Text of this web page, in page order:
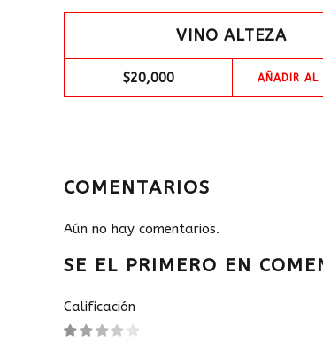
VINO ALTEZA
$20,000 AÑADIR AL
COMENTARIOS
Aún no hay comentarios.
SE EL PRIMERO EN
Calificación